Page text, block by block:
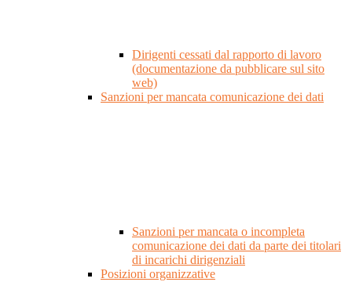
Dirigenti cessati dal rapporto di lavoro
(documentazione da pubblicare sul sito
web)
Sanzioni per mancata comunicazione dei dati
Sanzioni per mancata o incompleta
comunicazione dei dati da parte dei titolari
di incarichi dirigenziali
Posizioni organizzative